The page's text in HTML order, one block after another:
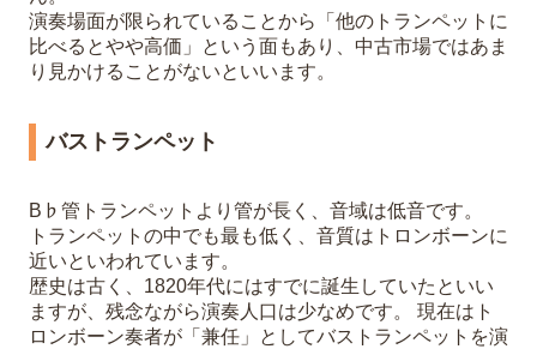
演奏場面が限られていることから「他のトランペットに
比べるとやや高価」という面もあり、中古市場ではあま
り見かけることがないといいます。
バストランペット
B♭管トランペットより管が長く、音域は低音です。
トランペットの中でも最も低く、音質はトロンボーンに
近いといわれています。
歴史は古く、1820年代にはすでに誕生していたといい
ますが、残念ながら演奏人口は少なめです。 現在はト
ロンボーン奏者が「兼任」としてバストランペットを演